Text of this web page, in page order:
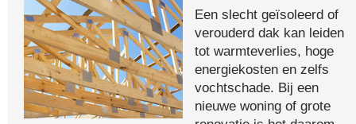
Een slecht geïsoleerd of
verouderd dak kan leiden
tot warmteverlies, hoge
energiekosten en zelfs
vochtschade. Bij een
nieuwe woning of grote